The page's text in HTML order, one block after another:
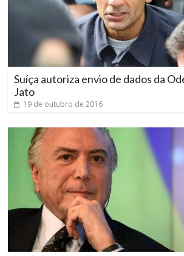
Suíça autoriza envio de dados da
Jato
19 de outubro de 2016